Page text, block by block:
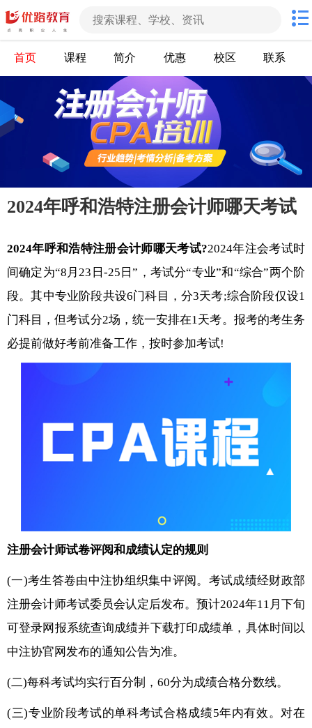
首页 课程 简介 优惠 校区 联系
2024年呼和浩特注册会计师哪天考试
2024年呼和浩特注册会计师哪天考试?2024年注会考试时
间确定为“8月23日-25日”，考试分“专业”和“综合”两个阶
段。其中专业阶段共设6门科目，分3天考;综合阶段仅设1
门科目，但考试分2场，统一安排在1天考。报考的考生务
必提前做好考前准备工作，按时参加考试!
注册会计师试卷评阅和成绩认定的规则
(一)考生答卷由中注协组织集中评阅。考试成绩经财政部
注册会计师考试委员会认定后发布。预计2024年11月下旬
可登录网报系统查询成绩并下载打印成绩单，具体时间以
中注协官网发布的通知公告为准。
(二)每科考试均实行百分制，60分为成绩合格分数线。
(三)专业阶段考试的单科考试合格成绩5年内有效。对在